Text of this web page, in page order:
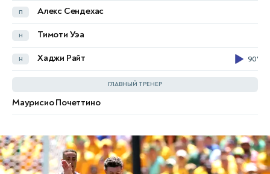
п Алекс Сендехас
н Тимоти Уэа
н Хаджи Райт 90'
ГЛАВНЫЙ ТРЕНЕР
Маурисио Почеттино
п Коннор Меткалф
п Кристиан Вольпато
н Нестори Иранкунда 45'